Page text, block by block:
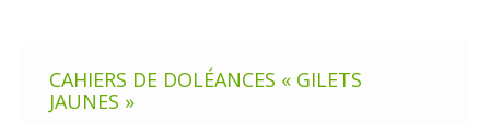
CAHIERS DE DOLÉANCES « GILETS
JAUNES »